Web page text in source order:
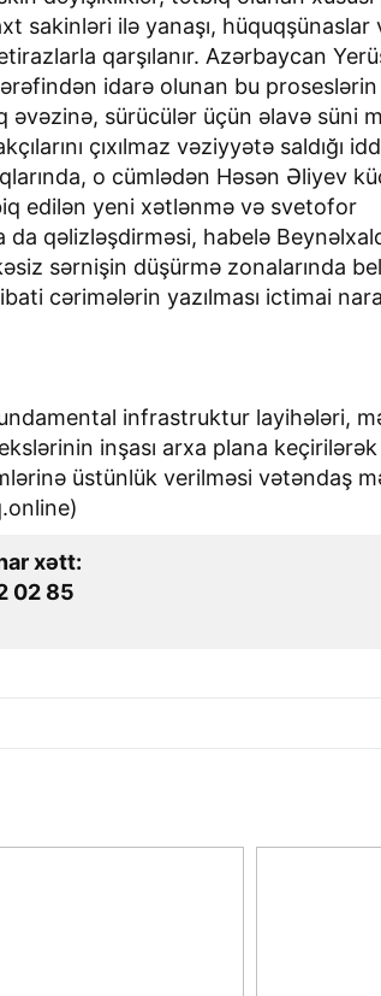
sakinləri ilə yanaşı, hüquqşünaslar
qarşılanır. Azərbaycan
idarə olunan bu
sürücülər üçün əlavə süni
çıxılmaz vəziyyətə saldığı
o cümlədən Həsən Əliyev
edilən yeni xətlənmə və svetofor
da qəlizləşdirməsi, habelə
sərnişin düşürmə zonalarında
cərimələrin yazılması ictimai
infrastruktur layihələri,
inşası arxa plana
üstünlük verilməsi vətəndaş
xətt:
02 85